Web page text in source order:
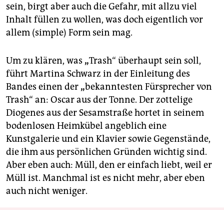
sein, birgt aber auch die Gefahr, mit allzu viel
Inhalt füllen zu wollen, was doch eigentlich vor
allem (simple) Form sein mag.
Um zu klären, was „Trash“ überhaupt sein soll,
führt Martina Schwarz in der Einleitung des
Bandes einen der „bekanntesten Fürsprecher von
Trash“ an: Oscar aus der Tonne. Der zottelige
Diogenes aus der Sesamstraße hortet in seinem
bodenlosen Heimkübel angeblich eine
Kunstgalerie und ein Klavier sowie Gegenstände,
die ihm aus persönlichen Gründen wichtig sind.
Aber eben auch: Müll, den er einfach liebt, weil er
Müll ist. Manchmal ist es nicht mehr, aber eben
auch nicht weniger.